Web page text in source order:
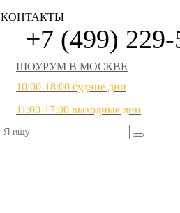
КОНТАКТЫ
+7 (499)
ШОУРУМ В МОСКВЕ
10:00-18:00 будние дни
11:00-17:00 выходные дни